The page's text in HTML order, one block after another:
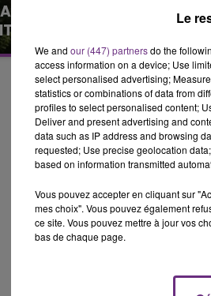
RAPPELLE À
DE...
des vendange
que prévu,
pour rappeler
en
Le
We and our (447) partnersdo the
access information on a device; Use
select personalised advertising;
statistics or combinations of data from
profiles to select personalised content;
Deliver and present advertising and
data such as IP address and browsing
requested; Use precise geolocation
based on information transmitted
Vous pouvez accepter en cliquant sur
mes choix". Vous pouvez également
ce site. Vous pouvez mettre à jour vos
bas de chaque page.